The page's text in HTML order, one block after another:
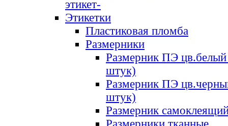
этикет-
Этикетки
Пластиковая пломба
Размерники
Размерник ПЭ цв.белый
штук)
Размерник ПЭ
штук)
Размерник